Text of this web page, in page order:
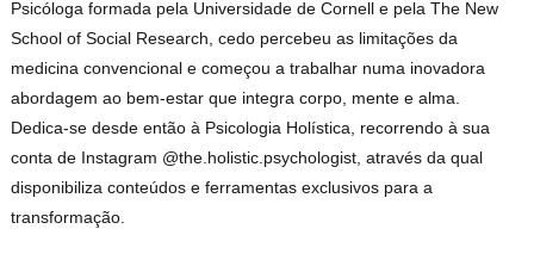
Psicóloga formada pela Universidade de Cornell e pela The New
School of Social Research, cedo percebeu as limitações da
medicina convencional e começou a trabalhar numa inovadora
abordagem ao bem-estar que integra corpo, mente e alma.
Dedica-se desde então à Psicologia Holística, recorrendo à sua
conta de Instagram @the.holistic.psychologist, através da qual
disponibiliza conteúdos e ferramentas exclusivos para a
transformação.